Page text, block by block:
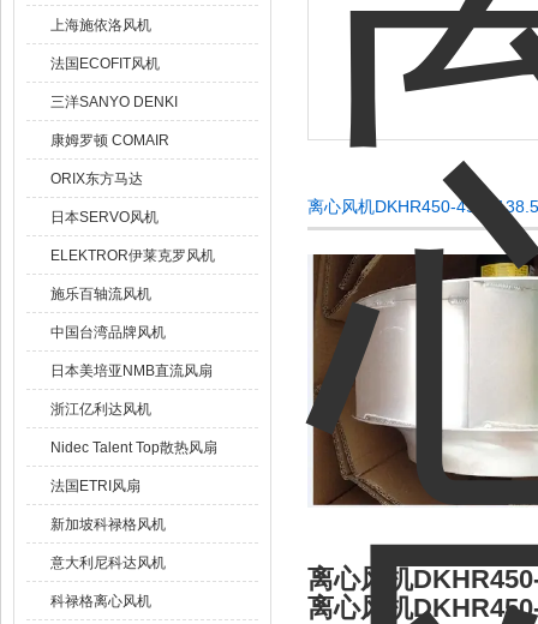
上海施依洛风机
法国ECOFIT风机
三洋SANYO DENKI
康姆罗顿 COMAIR
ORIX东方马达
日本SERVO风机
ELEKTROR伊莱克罗风机
施乐百轴流风机
中国台湾品牌风机
日本美培亚NMB直流风扇
浙江亿利达风机
Nidec Talent Top散热风扇
法国ETRI风扇
新加坡科禄格风机
意大利尼科达风机
科禄格离心风机
离心风机DKHR450-
离心风机
离心风机